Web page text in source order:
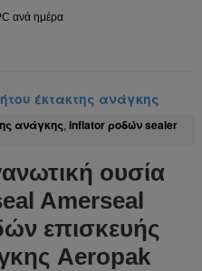
ανά ημέρα
έκτακτης ανάγκης
ανάγκης, inflator ροδών sealer
ουσία
Amerseal
επισκευής
Aeropak